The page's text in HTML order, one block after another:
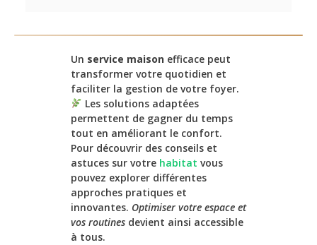
Un service maison efficace peut
transformer votre quotidien et
faciliter la gestion de votre foyer.
Les solutions adaptées
permettent de gagner du temps
tout en améliorant le confort.
Pour découvrir des conseils et
astuces sur votre habitat vous
pouvez explorer différentes
approches pratiques et
innovantes. Optimiser votre espace et
vos routines devient ainsi accessible
à tous.